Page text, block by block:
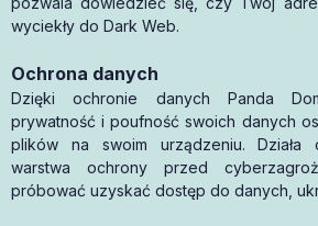
wyciekły do Dark Web.
Ochrona danych
Dzięki ochronie danych Panda
prywatność i poufność swoich danych
plików na swoim urządzeniu. Działa
warstwa ochrony przed
próbować uzyskać dostęp do danych,